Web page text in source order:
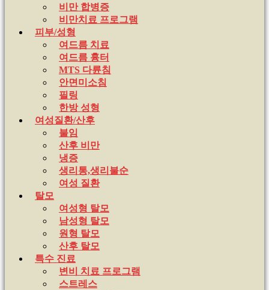
비만 합병증
비만치료 프로그램
피부/성형
여드름 치료
여드름 흉터
MTS 다륜침
안면미소침
필링
한방 성형
여성질환/산후
불임
산후 비만
냉증
생리통,생리불순
여성 질환
탈모
여성형 탈모
남성형 탈모
원형 탈모
산후 탈모
특수 진료
변비 치료 프로그램
스트레스